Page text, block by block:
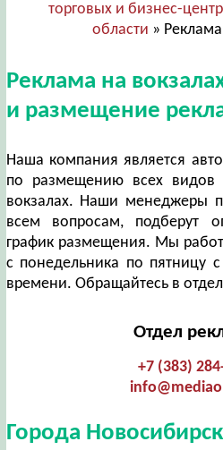
торговых и бизнес-
области »
Реклама на
и размещение
Наша компания является
по размещению всех
вокзалах. Наши менеджеры
всем вопросам, подберут
график размещения. Мы
с понедельника по пятницу
времени. Обращайтесь в
Отдел
+7 (383)
Города